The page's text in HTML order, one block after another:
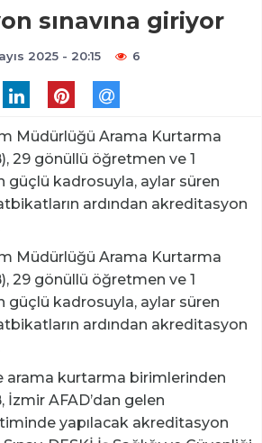
sınavına giriyor
2025 - 20:15 6
Müdürlüğü Arama Kurtarma
29 gönüllü öğretmen ve 1
güçlü kadrosuyla, aylar süren
ardından akreditasyon
Müdürlüğü Arama Kurtarma
29 gönüllü öğretmen ve 1
güçlü kadrosuyla, aylar süren
ardından akreditasyon
arama kurtarma birimlerinden
İzmir AFAD’dan gelen
yapılacak akreditasyon